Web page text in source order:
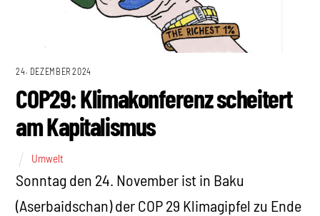
24. DEZEMBER 2024
COP29: Klimakonferenz scheitert
am Kapitalismus
Umwelt
Sonntag den 24. November ist in Baku
(Aserbaidschan) der COP 29 Klimagipfel zu Ende